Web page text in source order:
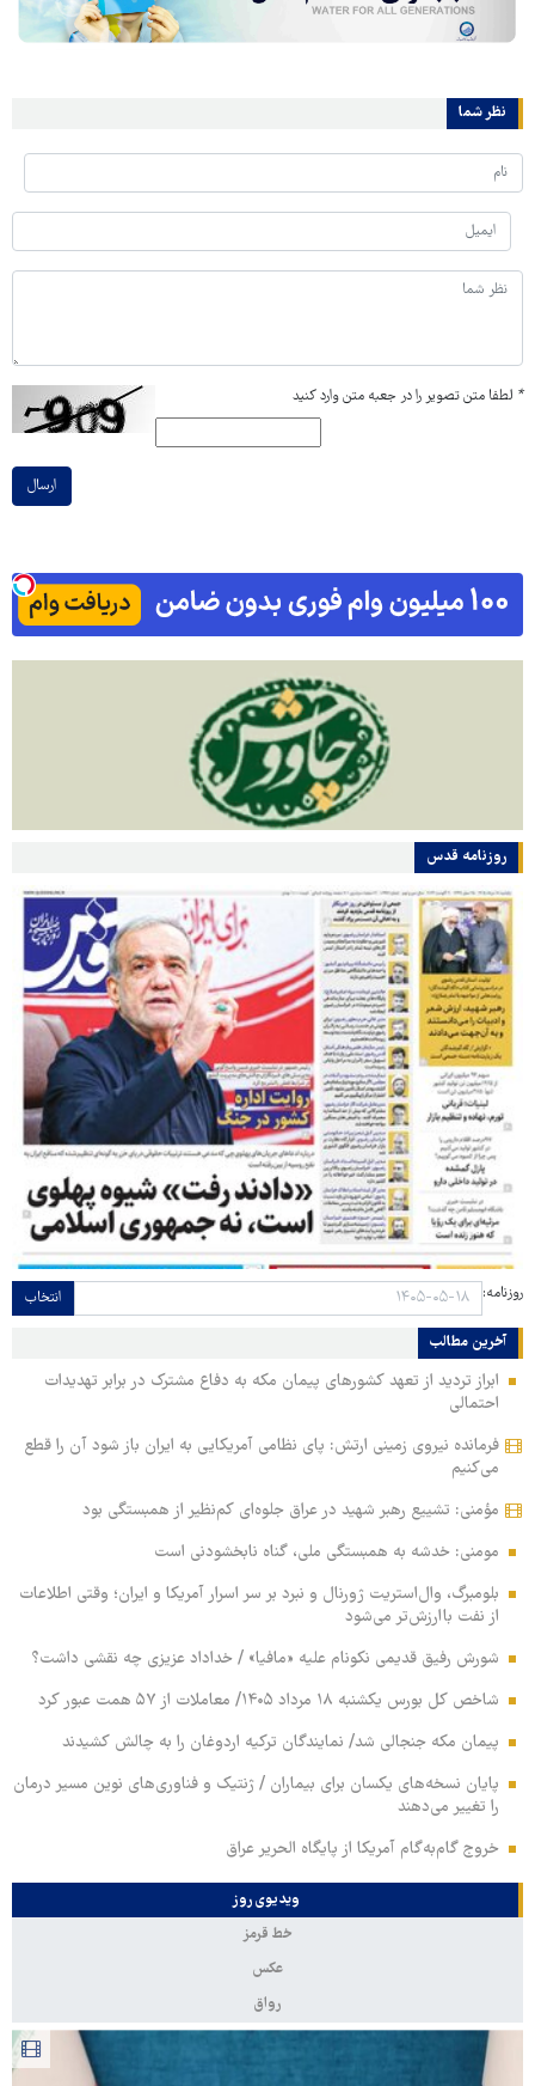
نظر شما
* لطفا متن تصویر را در جعبه متن وارد کنید
ارسال
روزنامه قدس
روزنامه: انتخاب
آخرین مطالب
ابراز تردید از تعهد کشورهای پیمان مکه به دفاع مشترک در برابر تهدیدات
احتمالی
فرمانده نیروی زمینی ارتش: پای نظامی آمریکایی به ایران باز شود آن را قطع
می‌کنیم
مؤمنی: تشییع رهبر شهید در عراق جلوه‌ای کم‌نظیر از همبستگی بود
مومنی: خدشه به همبستگی ملی، گناه نابخشودنی است
بلومبرگ، وال‌استریت ژورنال و نبرد بر سر اسرار آمریکا و ایران؛ وقتی اطلاعات
از نفت باارزش‌تر می‌شود
شورش رفیق قدیمی نکونام علیه «مافیا» / خداداد عزیزی چه نقشی داشت؟
شاخص کل بورس یکشنبه ۱۸ مرداد ۱۴۰۵/ معاملات از ۵۷ همت عبور کرد
پیمان مکه جنجالی شد/ نمایندگان ترکیه اردوغان را به چالش کشیدند
پایان نسخه‌های یکسان برای بیماران / ژنتیک و فناوری‌های نوین مسیر درمان
را تغییر می‌دهند
خروج گام‌به‌گام آمریکا از پایگاه الحریر عراق
ویدیوی روز
خط قرمز
عکس
رواق